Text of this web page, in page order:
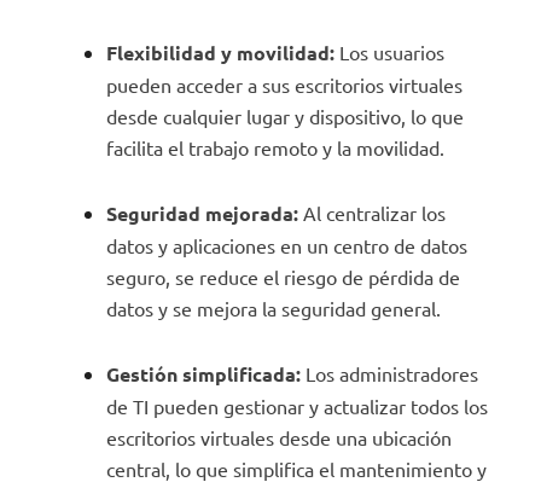
Flexibilidad y movilidad: Los usuarios
pueden acceder a sus escritorios virtuales
desde cualquier lugar y dispositivo, lo que
facilita el trabajo remoto y la movilidad.
Seguridad mejorada: Al centralizar los
datos y aplicaciones en un centro de datos
seguro, se reduce el riesgo de pérdida de
datos y se mejora la seguridad general.
Gestión simplificada: Los administradores
de TI pueden gestionar y actualizar todos los
escritorios virtuales desde una ubicación
central, lo que simplifica el mantenimiento y